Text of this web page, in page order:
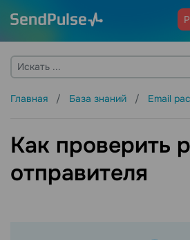
Главная База знаний Email
Как проверить
отправителя